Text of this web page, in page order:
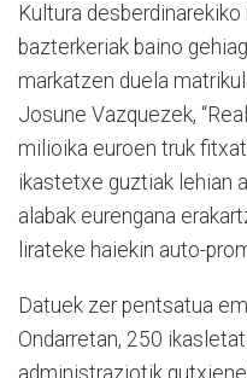
Kultura
bazterkeriak baino
markatzen duela
Josune Vazquezek,
milioika euroen truk
ikastetxe guztiak lehian
alabak eurengana
lirateke haiekin auto-
Datuek zer pentsatua
Ondarretan, 250
administraziotik